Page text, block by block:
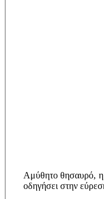
Αμύθητο θησαυρό, η
οδηγήσει στην